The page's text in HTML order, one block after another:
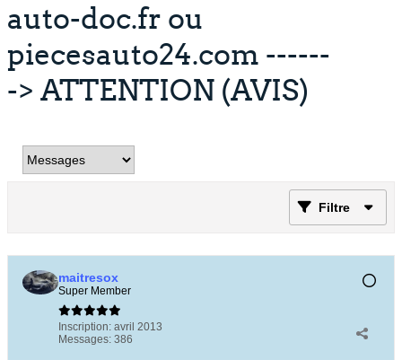
auto-doc.fr ou
piecesauto24.com ------
-> ATTENTION (AVIS)
Filtre
maitresox
Super Member
Inscription: avril 2013
Messages: 386